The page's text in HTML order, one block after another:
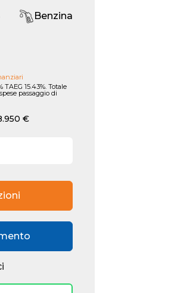
Benzina
TAEG 15.43%. Totale
passaggio di
€